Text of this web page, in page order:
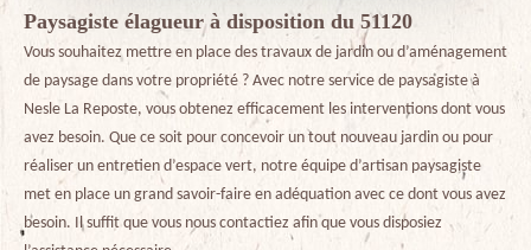
Paysagiste élagueur à disposition du 51120
Vous souhaitez mettre en place des travaux de jardin ou d’aménagement
de paysage dans votre propriété ? Avec notre service de paysagiste à
Nesle La Reposte, vous obtenez efficacement les interventions dont vous
avez besoin. Que ce soit pour concevoir un tout nouveau jardin ou pour
réaliser un entretien d’espace vert, notre équipe d’artisan paysagiste
met en place un grand savoir-faire en adéquation avec ce dont vous avez
besoin. Il suffit que vous nous contactiez afin que vous disposiez